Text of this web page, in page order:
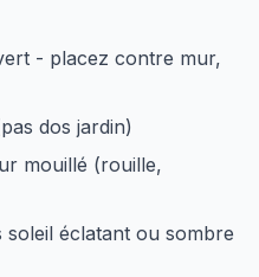
- placez contre mur,
dos jardin)
mouillé (rouille,
éclatant ou sombre